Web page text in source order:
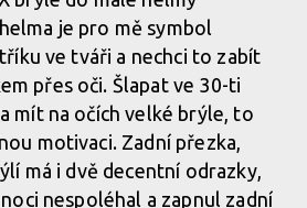
je pro mě symbol
ve tváři a nechci to zabít
přes oči. Šlapat ve 30-ti
mít na očích velké brýle, to
motivaci. Zadní přezka,
má i dvě decentní odrazky,
nespoléhal a zapnul zadní